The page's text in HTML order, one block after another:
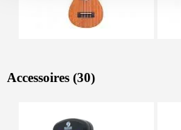
Accessoires (30)